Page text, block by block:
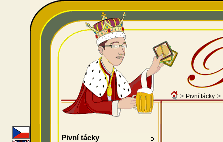
> Pivní tácky>
Pivní tácky